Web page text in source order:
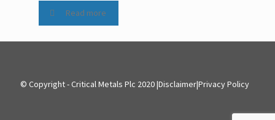
Read more
© Copyright - Critical Metals Plc 2020 |Disclaimer|Privacy Policy